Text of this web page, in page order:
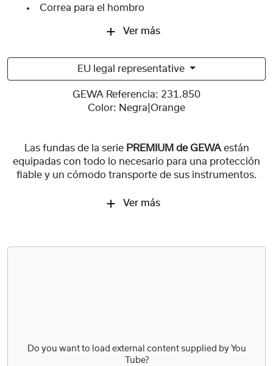
Correa para el hombro
Ver más
EU legal representative
GEWA Referencia: 231.850
Color: Negra|Orange
Las fundas de la seriePREMIUM de GEWAestán
equipadas con todo lo necesario para una protección
fiable y un cómodo transporte de sus instrumentos.
Ver más
Do you want to load external content supplied by You
Tube?